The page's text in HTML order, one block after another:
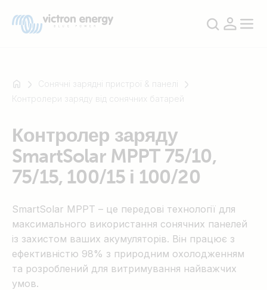
SmartSolar
Multiplus-
Orion
SmartShunt
Сонячні зарядні пристрої & панелі
Контролери заряду від сонячних батарей
Контролер заряду
SmartSolar MPPT 75/10,
75/15, 100/15 і 100/20
SmartSolar MPPT – це передові технології для
максимального використання сонячних панелей
із захистом ваших акумуляторів. Він працює з
ефективністю 98% з природним охолодженням
та розроблений для витримування найважчих
умов.